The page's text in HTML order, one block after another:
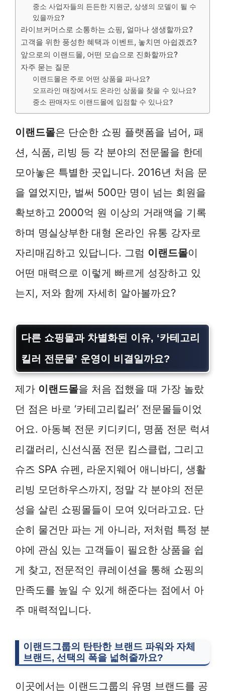
중소 사업자들의 든든한 지원군, 상생의 모델이 될 수
있을까요?
라이브커머스로 소통하는 쇼핑, 얼마나 생생할까요?
고객을 위한 풍성한 혜택과 이벤트, 놓치면 아쉽겠죠?
앞으로의 이랜드몰, 어떤 모습으로 진화할까요?
자주 묻는 질문
이랜드몰은 주로 어떤 상품을 파나요?
오프라인 매장에서도 온라인 상품을 찾을 수 있나요?
중소 판매자도 이랜드몰에 입점할 수 있나요?
이랜드몰은 단순한 쇼핑 플랫폼을 넘어, 패
션, 식품, 리빙 등 각 분야의 전문몰을 한데
모아놓은 특별한 곳입니다. 2016년 처음 문
을 열었지만, 벌써 500만 명이 넘는 회원을
확보하고 2000억 원 이상의 거래액을 기록
하며 명실상부한 대형 온라인 유통 강자로
자리매김하고 있답니다. 그럼 이랜드몰이
어떤 매력으로 이렇게 빠르게 성장하고 있
는지, 저와 함께 자세히 알아볼까요?
다른 쇼핑몰과 차별화된 이유, ‘카테고리
킬러 전문몰’ 운영이 비결일까요?
제가 이랜드몰을 처음 접했을 때 가장 놀랐
던 점은 바로 ‘카테고리킬러’ 전문몰들이었
어요. 아동복 전문 키디키디, 명품 전문 럭셔
리갤러리, 신선식품 전문 킴스클럽, 그리고
슈즈 SPA 슈펜, 라운지웨어 애니바디, 생활
리빙 모던하우스까지, 정말 각 분야의 전문
성을 살린 쇼핑몰들이 모여 있더라고요. 단
순히 물건만 파는 게 아니라, 저처럼 특정 분
야에 관심 있는 고객들이 필요한 상품을 쉽
게 찾고, 전문적인 큐레이션을 통해 쇼핑의
만족도를 높일 수 있게 해준다는 점에서 아
주 매력적입니다.
이랜드그룹의 탄탄한 브랜드 파워와 자체
브랜드, 선택의 폭을 넓혀줄까요?
이곳에서는 이랜드그룹의 유명 브랜드를 공